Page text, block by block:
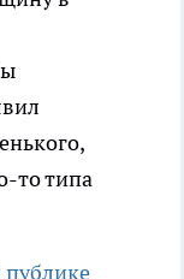
то типа
публике